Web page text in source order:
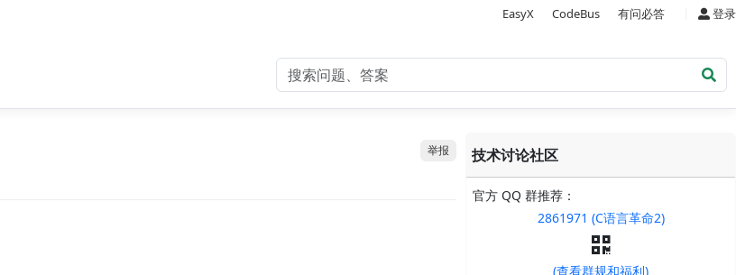
EasyX CodeBus 有问必答 登录
举报 技术讨论社区
官方 QQ 群推荐：
2861971 (C语言革命2)
(查看群规和福利)